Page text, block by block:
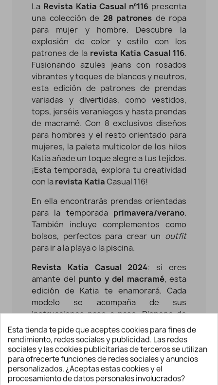
La Revista Katia Casual nº116 presenta
una colección de 28 patrones de ropa
para mujer y hombre. Descubre la
explosión de color y estilo con los
patrones de la revista Katia Casual 116.
Fusionando azules jeans con rosados
vibrantes y toques de blancos y neutros,
esta edición de patrones de prendas
variadas y divertidas, como vestidos,
tops, jerséis veraniegos y hasta prendas
de macramé. Con 8 exclusivos diseños
para hombres y el resto orientado para
mujeres, la paleta multicolor de los hilos
Katia añade un toque alegre a tus tejidos.
¡Esta temporada, explora tu creatividad
con larevista KatiaCasual 116!
En ella encontrarás prendas orientadas
para la temporada primavera/verano.
También incluye complementos como
bolsos, perfectos para crear un outfit
para ir a la playa o la piscina.
Revista Katia Casual 2024: si eres
amante del punto y del macramé, esta
edición de Katia te enamorará. Cada
modelo se acompaña de sus
instrucciones paso a paso. Dispone de
modelos tanto para principiantes como
para niveles más avanzados.
Crea un estilo fresco y veraniego con
estos modelos donde destacan sus
patrones a rayas, una gran variedad de
Esta tienda te pide que aceptes cookies para fines de
rendimiento, redes sociales y publicidad. Las redes
sociales y las cookies publicitarias de terceros se utilizan
para ofrecerte funciones de redes sociales y anuncios
personalizados. ¿Aceptas estas cookies y el
procesamiento de datos personales involucrados?